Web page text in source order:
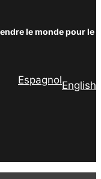
le monde pour le
EspagnolEnglish